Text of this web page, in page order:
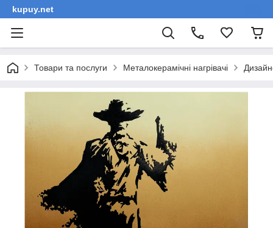
kupuy.net
Товари та послуги Металокерамічні нагрівачі